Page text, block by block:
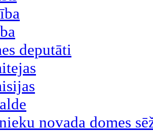
deputāti
novada domes